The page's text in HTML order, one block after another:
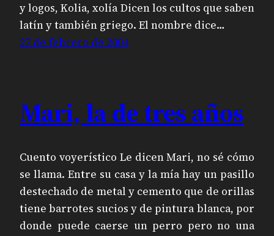
y logos, Kolia, xolía Dicen los cultos que saben
latín y también griego. El nombre dice…
27 de febrero de 2004
Mari, la de tres años
Cuento voyerístico Le dicen Mari, no sé cómo
se llama. Entre su casa y la mía hay un pasillo
destechado de metal y cemento que de orillas
tiene barrotes sucios y de pintura blanca, por
donde puede caerse un perro pero no una